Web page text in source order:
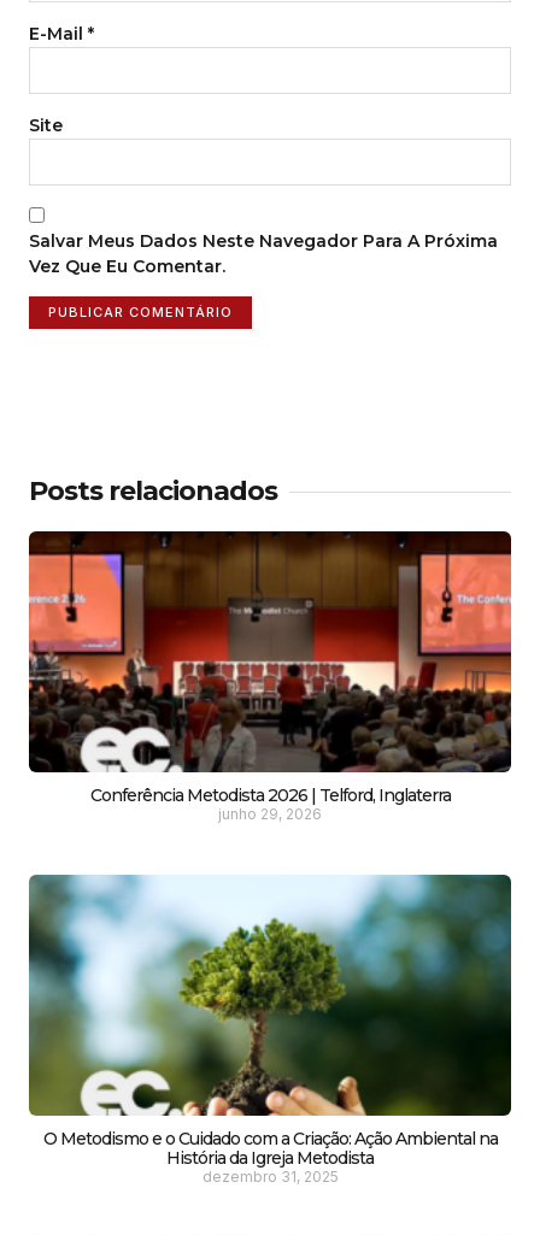
E-Mail *
Site
Salvar Meus Dados Neste Navegador Para A Próxima
Vez Que Eu Comentar.
Posts relacionados
Conferência Metodista 2026 | Telford, Inglaterra
junho 29, 2026
O Metodismo e o Cuidado com a Criação: Ação Ambiental na
História da Igreja Metodista
dezembro 31, 2025